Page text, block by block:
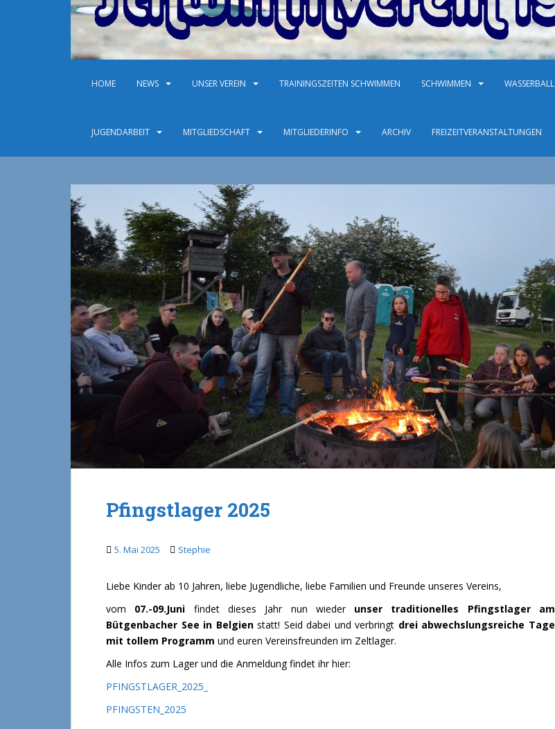
HOME NEWS UNSER VEREIN TRAININGSZEITEN SCHWIMMEN SCHWIMMEN WASSERBALL
JUGENDARBEIT MITGLIEDSCHAFT MITGLIEDERINFO ARCHIV FREIZEITVERANSTALTUNGEN
Pfingstlager 2025
5. Mai 2025 Stephie
Liebe Kinder ab 10 Jahren, liebe Jugendliche, liebe Familien und Freunde unseres Vereins,
vom 07.-09.Juni findet dieses Jahr nun wieder unser traditionelles Pfingstlager am
Bütgenbacher See in Belgienstatt! Seid dabei und verbringt drei abwechslungsreiche Tage
mit tollem Programm und euren Vereinsfreunden im Zeltlager.
Alle Infos zum Lager und die Anmeldung findet ihr hier:
PFINGSTLAGER_2025_
PFINGSTEN_2025